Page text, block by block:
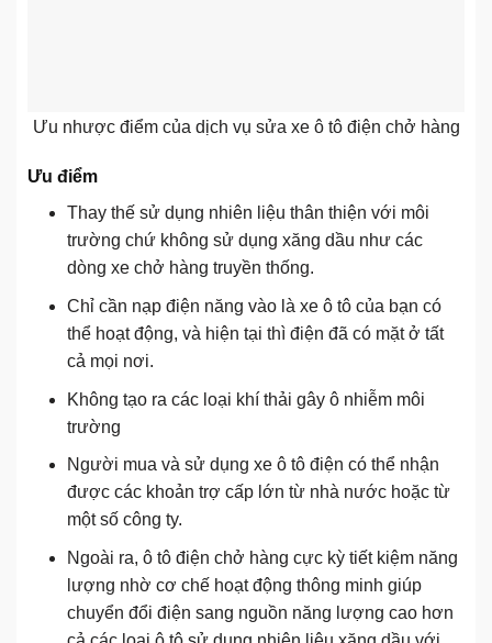
Ưu nhược điểm của dịch vụ sửa xe ô tô điện chở hàng
Ưu điểm
Thay thế sử dụng nhiên liệu thân thiện với môi
trường chứ không sử dụng xăng dầu như các
dòng xe chở hàng truyền thống.
Chỉ cần nạp điện năng vào là xe ô tô của bạn có
thể hoạt động, và hiện tại thì điện đã có mặt ở tất
cả mọi nơi.
Không tạo ra các loại khí thải gây ô nhiễm môi
trường
Người mua và sử dụng xe ô tô điện có thể nhận
được các khoản trợ cấp lớn từ nhà nước hoặc từ
một số công ty.
Ngoài ra, ô tô điện chở hàng cực kỳ tiết kiệm năng
lượng nhờ cơ chế hoạt động thông minh giúp
chuyển đổi điện sang nguồn năng lượng cao hơn